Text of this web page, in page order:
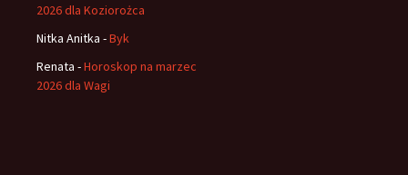
2026 dla Koziorożca
Nitka Anitka -Byk
Renata -Horoskop na marzec
2026 dla Wagi